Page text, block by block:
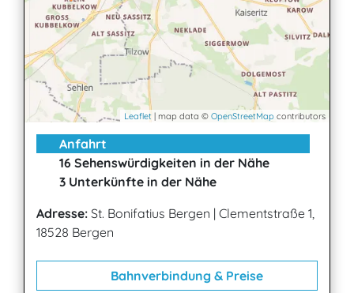
Leaflet | map data © OpenStreetMap contributors
Anfahrt
16 Sehenswürdigkeiten in der Nähe
3 Unterkünfte in der Nähe
Adresse: St. Bonifatius Bergen | Clementstraße 1,
18528 Bergen
Bahnverbindung & Preise